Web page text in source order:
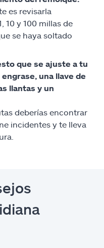
es revisarla
10 y 100 millas de
se haya soltado
que se ajuste a tu
una llave de
llantas y un
deberías encontrar
incidentes y te lleva